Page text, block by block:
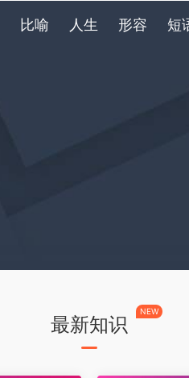
比喻 人生 形容 短
最新知识
NEW